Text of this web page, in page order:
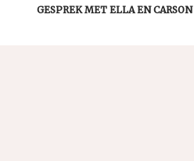
GESPREK MET ELLA EN CARSON